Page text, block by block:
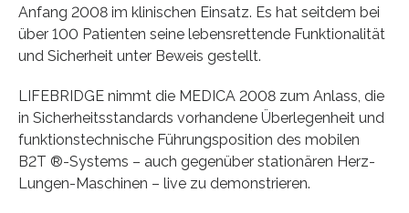
Anfang 2008 im klinischen Einsatz. Es hat seitdem bei
über 100 Patienten seine lebensrettende Funktionalität
und Sicherheit unter Beweis gestellt.
LIFEBRIDGE nimmt die MEDICA 2008 zum Anlass, die
in Sicherheitsstandards vorhandene Überlegenheit und
funktionstechnische Führungsposition des mobilen
B2T ®-Systems – auch gegenüber stationären Herz-
Lungen-Maschinen – live zu demonstrieren.